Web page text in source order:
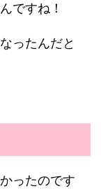
ですね！
ったんだと
ったのです